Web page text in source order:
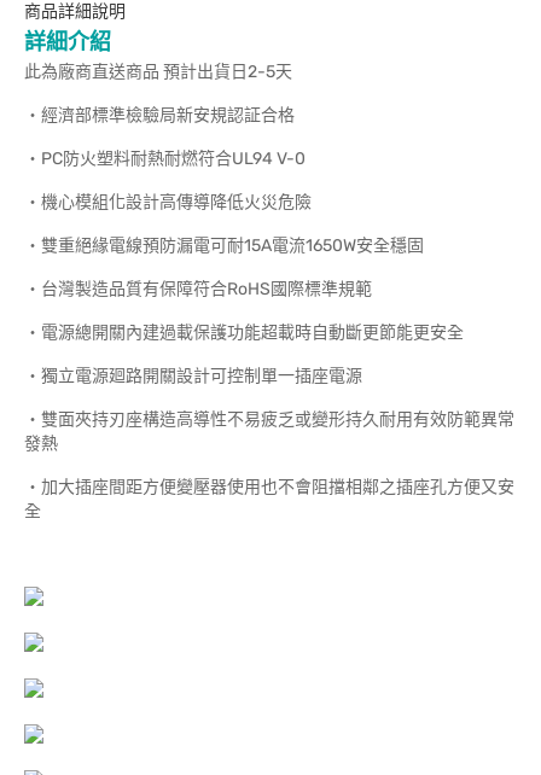
商品詳細說明
詳細介紹
此為廠商直送商品 預計出貨日2-5天
‧經濟部標準檢驗局新安規認証合格
‧PC防火塑料耐熱耐燃符合UL94 V-0
‧機心模組化設計高傳導降低火災危險
‧雙重絕緣電線預防漏電可耐15A電流1650W安全穩固
‧台灣製造品質有保障符合RoHS國際標準規範
‧電源總開關內建過載保護功能超載時自動斷更節能更安全
‧獨立電源廻路開關設計可控制單一插座電源
‧雙面夾持刃座構造高導性不易疲乏或變形持久耐用有效防範異常
發熱
‧加大插座間距方便變壓器使用也不會阻擋相鄰之插座孔方便又安
全